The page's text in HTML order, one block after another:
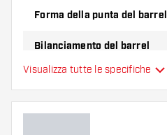
Forma della punta del barrel
Bilanciamento del barrel
Materiale delle freccette
Visualizza tutte le specifiche